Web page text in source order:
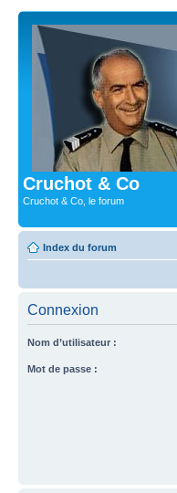
Cruchot & Co
Cruchot & Co, le forum
Index du forum
Connexion
Nom d’utilisateur :
Mot de passe :